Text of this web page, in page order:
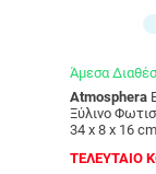
Άμεσα
AtmospheraΕπιτραπέζιο Ορθογώνιο
Ξύλινο
34 x 8 x 16
ΤΕΛΕΥΤΑΙΟ